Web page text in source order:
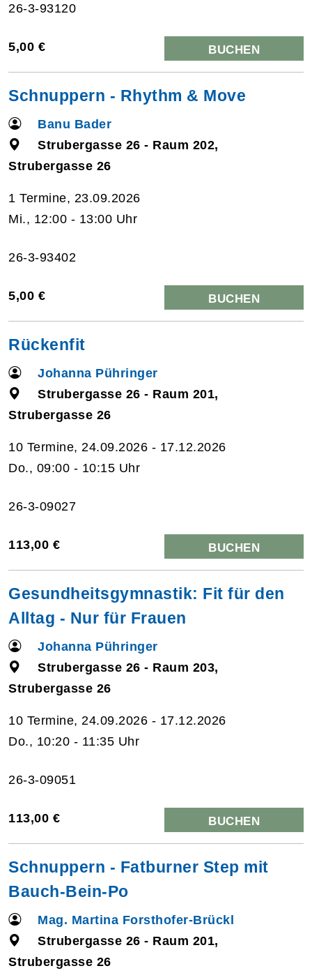
26-3-93120
5,00 € BUCHEN
Schnuppern - Rhythm & Move
Banu Bader
Strubergasse 26 - Raum 202,
Strubergasse 26
1 Termine, 23.09.2026
Mi., 12:00 - 13:00 Uhr
26-3-93402
5,00 € BUCHEN
Rückenfit
Johanna Pühringer
Strubergasse 26 - Raum 201,
Strubergasse 26
10 Termine, 24.09.2026 - 17.12.2026
Do., 09:00 - 10:15 Uhr
26-3-09027
113,00 € BUCHEN
Gesundheitsgymnastik: Fit für den
Alltag - Nur für Frauen
Johanna Pühringer
Strubergasse 26 - Raum 203,
Strubergasse 26
10 Termine, 24.09.2026 - 17.12.2026
Do., 10:20 - 11:35 Uhr
26-3-09051
113,00 € BUCHEN
Schnuppern - Fatburner Step mit
Bauch-Bein-Po
Mag. Martina Forsthofer-Brückl
Strubergasse 26 - Raum 201,
Strubergasse 26